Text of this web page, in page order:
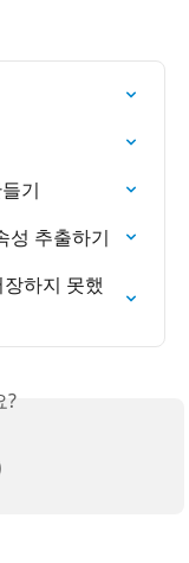
기
성 추출하기
하지 못했
?